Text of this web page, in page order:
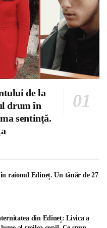
de la
drum în
sentință.
raionul Edineț. Un tânăr de 27
din Edineț: Livica a